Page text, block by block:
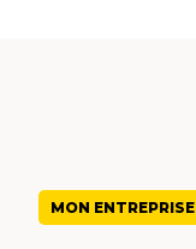
MON ENTREPRISE